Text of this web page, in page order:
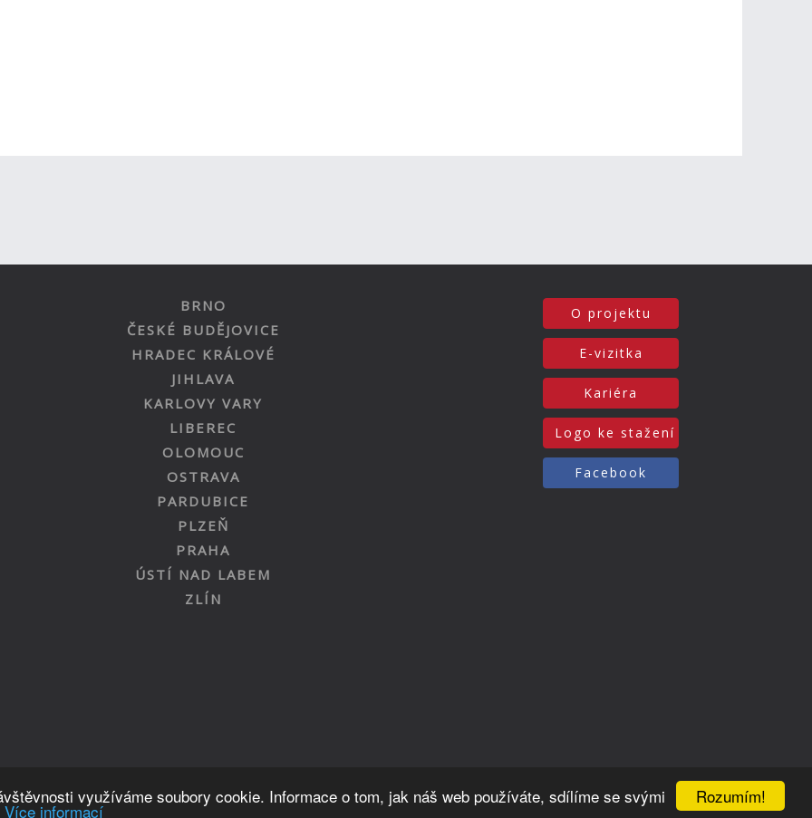
Rozumím!
využíváme soubory cookie. Informace o tom, jak náš web používáte, sdílíme se svými
Více informací
BRNO
ČESKÉ BUDĚJOVICE
HRADEC KRÁLOVÉ
JIHLAVA
KARLOVY VARY
LIBEREC
OLOMOUC
OSTRAVA
PARDUBICE
PLZEŇ
PRAHA
ÚSTÍ NAD LABEM
ZLÍN
O projektu
E-vizitka
Kariéra
Logo ke stažení
Facebook
Nahoru